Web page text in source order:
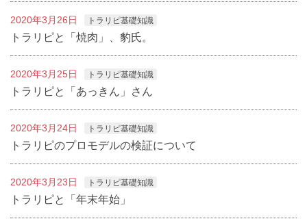
2020年3月26日 トラリピ基礎知識
トラリピと「焼肉」、豹氏。
2020年3月25日 トラリピ基礎知識
トラリピと「あっきん」さん
2020年3月24日 トラリピ基礎知識
トラリピのプロモデルの検証について
2020年3月23日 トラリピ基礎知識
トラリピと「年末年始」